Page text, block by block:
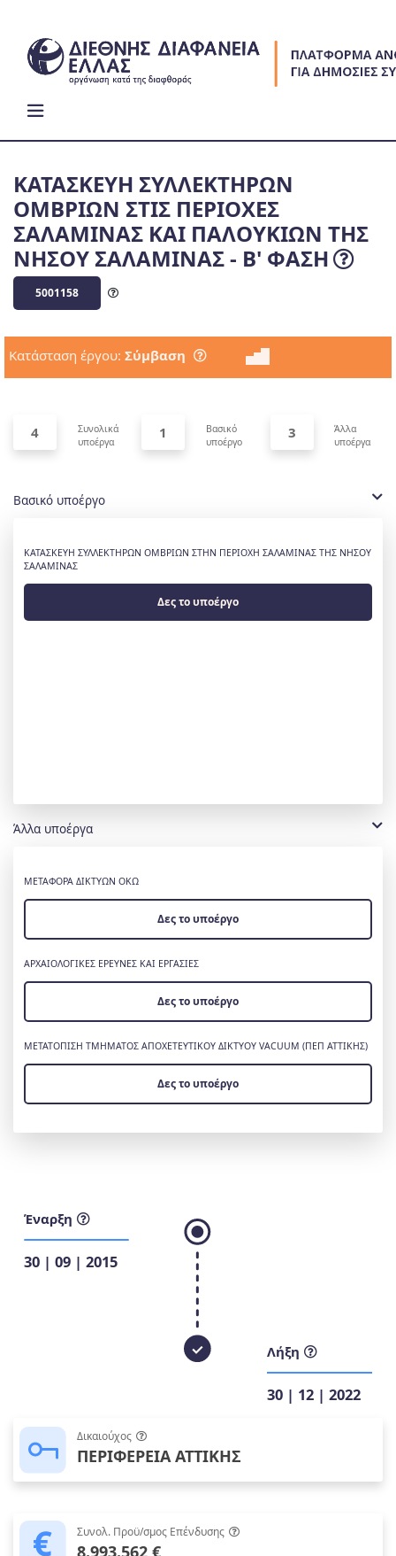
content
ΚΑΤΑΣΚΕΥΗ ΣΥΛΛΕΚΤΗΡΩΝ
ΟΜΒΡΙΩΝ ΣΤΙΣ ΠΕΡΙΟΧΕΣ
ΣΑΛΑΜΙΝΑΣ ΚΑΙ ΠΑΛΟΥΚΙΩΝ ΤΗΣ
ΝΗΣΟΥ ΣΑΛΑΜΙΝΑΣ - Β' ΦΑΣΗ
5001158
Κατάσταση έργου: Σύμβαση
4
Συνολικά
υποέργα
1
Βασικό
υποέργο
3
Άλλα
υποέργα
Βασικό υποέργο
ΚΑΤΑΣΚΕΥΗ ΣΥΛΛΕΚΤΗΡΩΝ ΟΜΒΡΙΩΝ ΣΤΗΝ ΠΕΡΙΟΧΗ ΣΑΛΑΜΙΝΑΣ ΤΗΣ ΝΗΣΟΥ
ΣΑΛΑΜΙΝΑΣ
Δες το υποέργο
Άλλα υποέργα
ΜΕΤΑΦΟΡΑ ΔΙΚΤΥΩΝ ΟΚΩ
Δες το υποέργο
ΑΡΧΑΙΟΛΟΓΙΚΕΣ ΕΡΕΥΝΕΣ ΚΑΙ ΕΡΓΑΣΙΕΣ
Δες το υποέργο
ΜΕΤΑΤΟΠΙΣΗ ΤΜΗΜΑΤΟΣ ΑΠΟΧΕΤΕΥΤΙΚΟΥ ΔΙΚΤΥΟΥ VACUUM (ΠΕΠ ΑΤΤΙΚΗΣ)
Δες το υποέργο
Έναρξη
30 | 09 | 2015
Λήξη
30 | 12 | 2022
Δικαιούχος
ΠΕΡΙΦΕΡΕΙΑ ΑΤΤΙΚΗΣ
Συνολ. Προϋ/σμος Επένδυσης